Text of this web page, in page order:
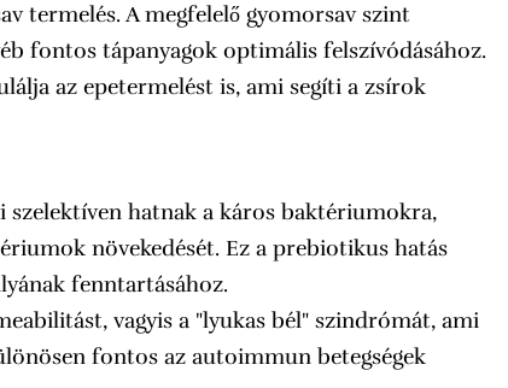
termelés. A megfelelő gyomorsav szint
fontos tápanyagok optimális felszívódásához.
az epetermelést is, ami segíti a zsírok
hatnak a káros baktériumokra,
növekedését. Ez a prebiotikus hatás
fenntartásához.
vagyis a "lyukas bél" szindrómát, ami
fontos az autoimmun betegségek